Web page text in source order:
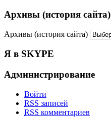
Архивы (история сайта)
Архивы (история сайта)
Я в SKYPE
Администрирование
Войти
RSS записей
RSS комментариев